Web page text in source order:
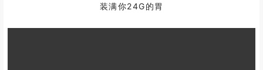
装满你24G的胃